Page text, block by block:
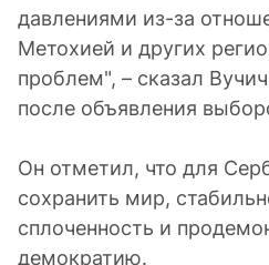
давлениями из-за
Метохией и других
проблем", – сказал
после объявления
Он отметил, что для
сохранить мир,
сплоченность и
демократию.